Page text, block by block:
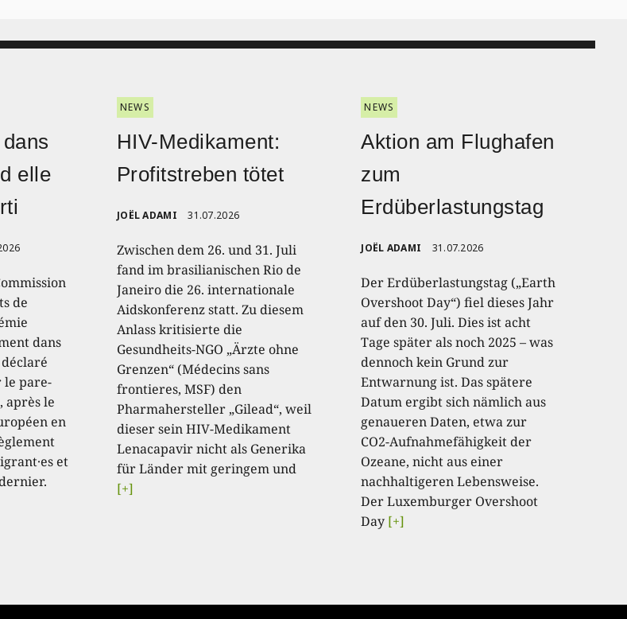
elle
de
dans
le pare-
après le
en
et
NEWS
HIV-Medikament:
Profitstreben tötet
JOËL ADAMI 31.07.2026
Zwischen dem 26. und 31. Juli
fand im brasilianischen Rio de
Janeiro die 26. internationale
Aidskonferenz statt. Zu diesem
Anlass kritisierte die
Gesundheits-NGO „Ärzte ohne
Grenzen“ (Médecins sans
frontieres, MSF) den
Pharmahersteller „Gilead“, weil
dieser sein HIV-Medikament
Lenacapavir nicht als Generika
für Länder mit geringem und
[+]
NEWS
Aktion am Flughafen
zum
Erdüberlastungstag
JOËL ADAMI 31.07.2026
Der Erdüberlastungstag („Earth
Overshoot Day“) fiel dieses Jahr
auf den 30. Juli. Dies ist acht
Tage später als noch 2025 – was
dennoch kein Grund zur
Entwarnung ist. Das spätere
Datum ergibt sich nämlich aus
genaueren Daten, etwa zur
CO2-Aufnahmefähigkeit der
Ozeane, nicht aus einer
nachhaltigeren Lebensweise.
Der Luxemburger Overshoot
Day [+]